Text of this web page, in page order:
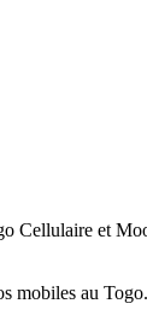
Cellulaire et
mobiles au Togo.